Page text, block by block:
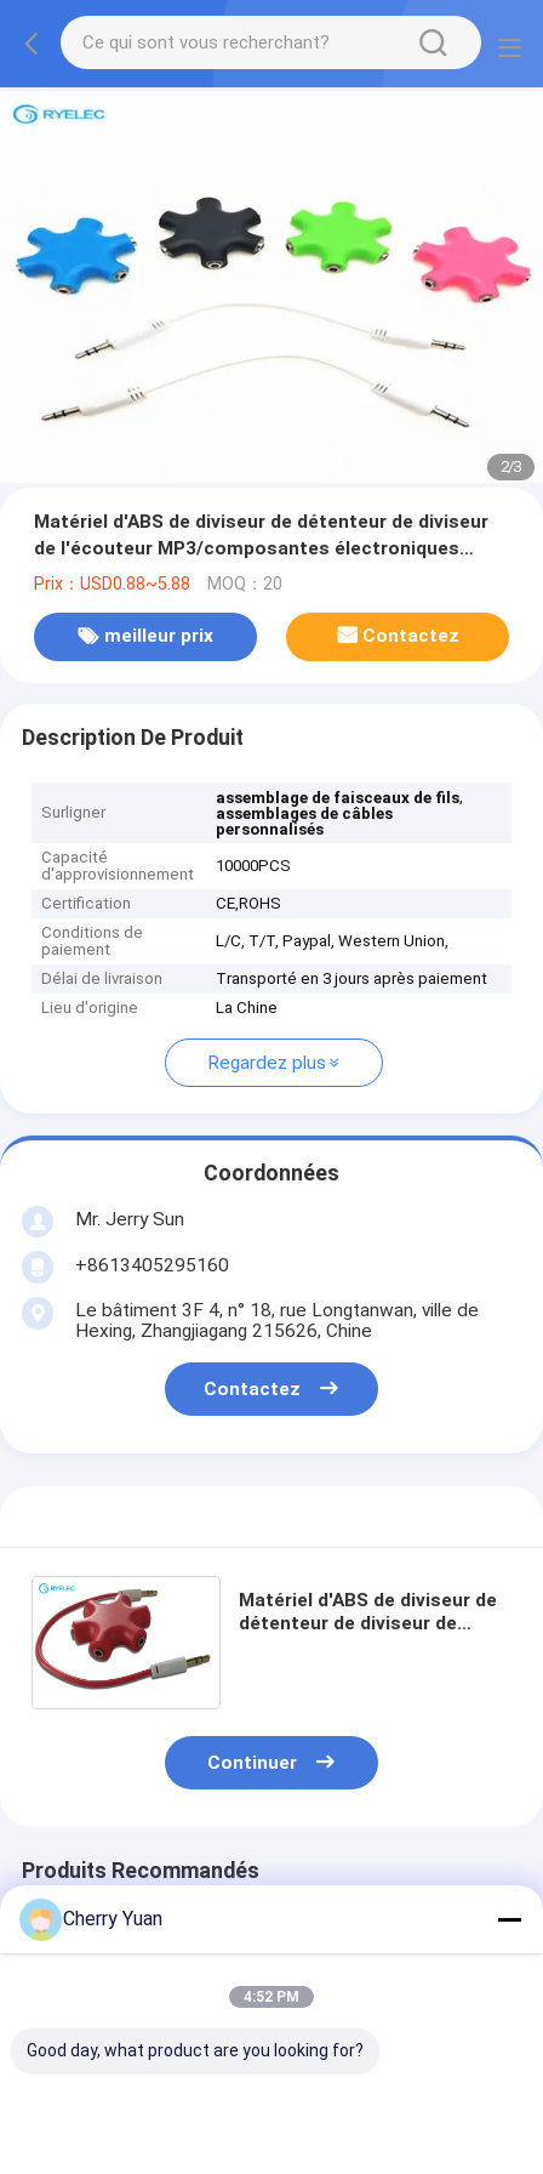
2/3
Matériel d'ABS de diviseur de détenteur de diviseur
de l'écouteur MP3/composantes électroniques
disponibles
Prix：USD0.88~5.88 MOQ：20
meilleur prix Contactez
Description De Produit
Surligner
assemblage de faisceaux de fils,
assemblages de câbles
personnalisés
Capacité
d'approvisionnement
10000PCS
Certification
CE,ROHS
Conditions de
paiement
L/C, T/T, Paypal, Western Union,
Délai de livraison
Transporté en 3 jours après paiement
Lieu d'origine
La Chine
Regardez plus
Coordonnées
Mr. Jerry Sun
+8613405295160
Le bâtiment 3F 4, n° 18, rue Longtanwan, ville de
Hexing, Zhangjiagang 215626, Chine
Contactez
Matériel d'ABS de diviseur de
détenteur de diviseur de
Continuer
Produits Recommandés
Cherry Yuan
4:52 PM
Good day, what product are you looking for?